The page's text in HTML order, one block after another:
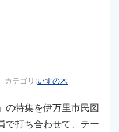
カテゴリ:いすの木
特集を伊万里市民図
で打ち合わせて、テー